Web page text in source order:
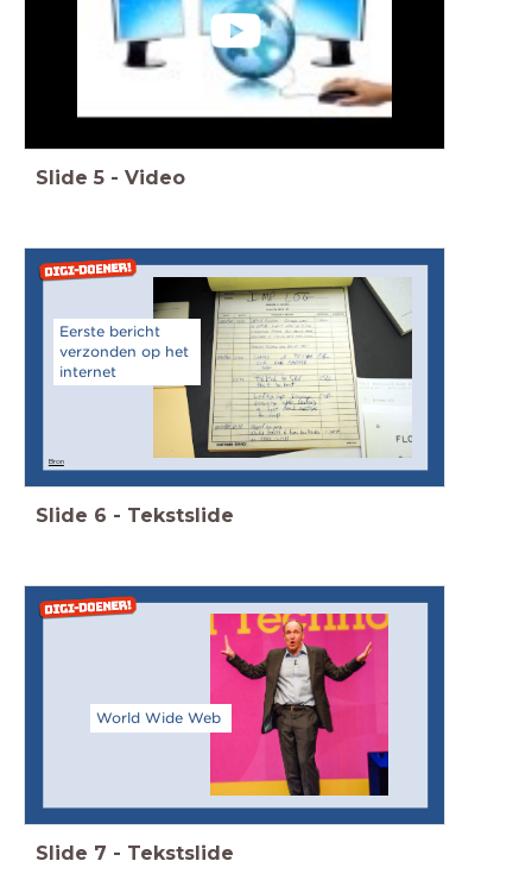
Slide 5 - Video
Eerste bericht
verzonden op het
internet
Bron
Slide 6 - Tekstslide
World Wide Web
Slide 7 - Tekstslide